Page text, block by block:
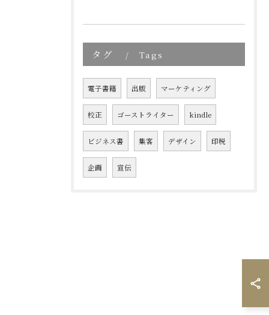
タグ Tags
電子書籍 出版 マーケティング
校正 ゴーストライター kindle
ビジネス書 集客 デザイン 印税
企画 宣伝